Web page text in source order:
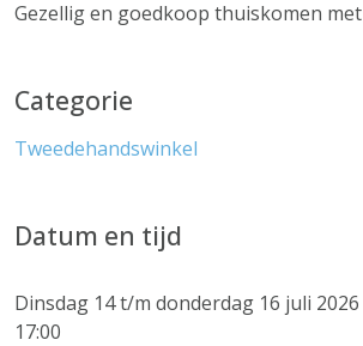
Gezellig en goedkoop thuiskomen
Categorie
Tweedehandswinkel
Datum en tijd
Dinsdag 14 t/m donderdag 16 juli
17:00